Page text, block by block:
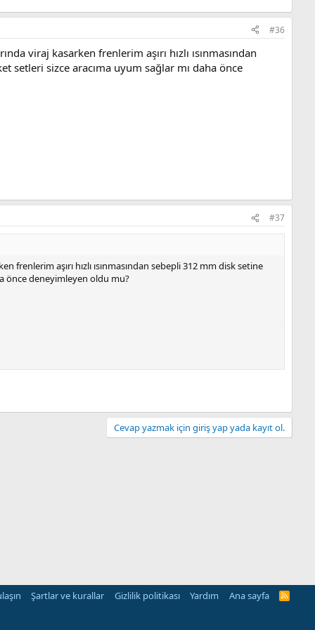
#36
viraj kasarken frenlerim aşırı hızlı ısınmasından
setleri sizce aracıma uyum sağlar mı daha önce
#37
aşırı hızlı ısınmasından sebepli 312 mm disk setine
önce deneyimleyen oldu mu?
Cevap yazmak için giriş yap yada kayıt ol.
Şartlar ve kurallar Gizlilik politikası Yardım Ana sayfa
R
S